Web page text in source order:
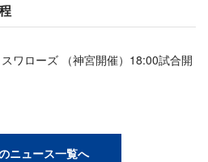
ワローズ （神宮開催）18:00試合開
ニュース一覧へ